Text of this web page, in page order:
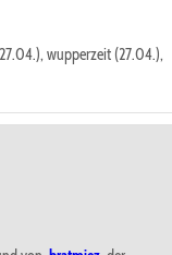
wupperzeit (27.04.),